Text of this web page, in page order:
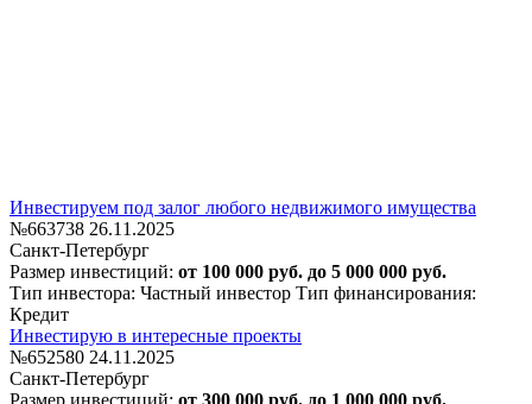
Инвестируем под залог любого недвижимого имущества
№663738 26.11.2025
Санкт-Петербург
Размер инвестиций: от 100 000 руб. до 5 000 000 руб.
Тип инвестора: Частный инвестор Тип финансирования:
Кредит
Инвестирую в интересные проекты
№652580 24.11.2025
Санкт-Петербург
Размер инвестиций: от 300 000 руб. до 1 000 000 руб.